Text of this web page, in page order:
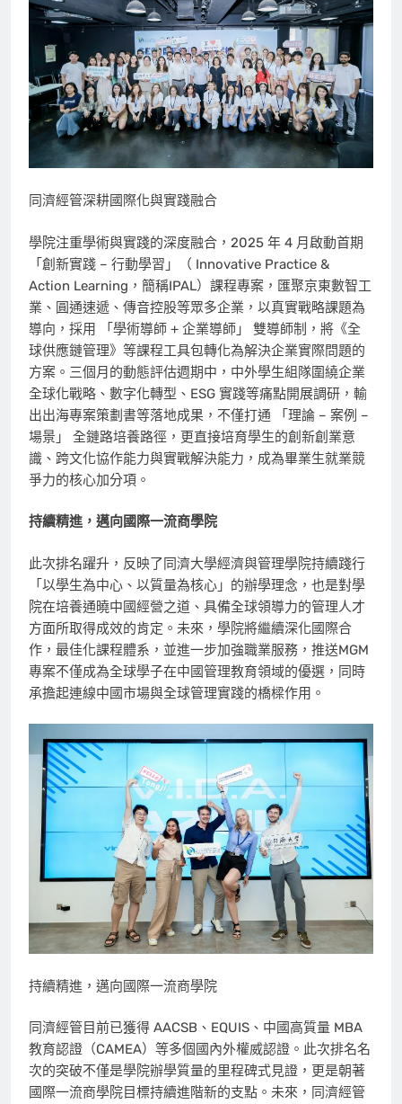
同濟經管深耕國際化與實踐融合
學院注重學術與實踐的深度融合，2025 年 4 月啟動首期
「創新實踐 – 行動學習」（ Innovative Practice &
Action Learning，簡稱IPAL）課程專案，匯聚京東數智工
業、圓通速遞、傳音控股等眾多企業，以真實戰略課題為
導向，採用 「學術導師 + 企業導師」 雙導師制，將《全
球供應鏈管理》等課程工具包轉化為解決企業實際問題的
方案。三個月的動態評估週期中，中外學生組隊圍繞企業
全球化戰略、數字化轉型、ESG 實踐等痛點開展調研，輸
出出海專案策劃書等落地成果，不僅打通 「理論 – 案例 –
場景」 全鏈路培養路徑，更直接培育學生的創新創業意
識、跨文化協作能力與實戰解決能力，成為畢業生就業競
爭力的核心加分項。
持續精進，邁向國際一流商學院
此次排名躍升，反映了同濟大學經濟與管理學院持續踐行
「以學生為中心、以質量為核心」的辦學理念，也是對學
院在培養通曉中國經營之道、具備全球領導力的管理人才
方面所取得成效的肯定。未來，學院將繼續深化國際合
作，最佳化課程體系，並進一步加強職業服務，推送MGM
專案不僅成為全球學子在中國管理教育領域的優選，同時
承擔起連線中國市場與全球管理實踐的橋樑作用。
持續精進，邁向國際一流商學院
同濟經管目前已獲得 AACSB、EQUIS、中國高質量 MBA
教育認證（CAMEA）等多個國內外權威認證。此次排名名
次的突破不僅是學院辦學質量的里程碑式見證，更是朝著
國際一流商學院目標持續進階新的支點。未來，同濟經管